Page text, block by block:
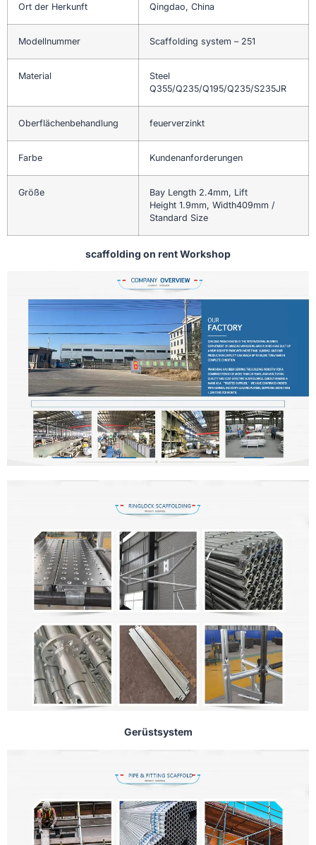
Ort der Herkunft Qingdao, China
Modellnummer Scaffolding system – 251
Material
Steel
Q355/Q235/Q195/Q235/S235JR
Oberflächenbehandlung feuerverzinkt
Farbe Kundenanforderungen
Größe
Bay Length 2.4mm, Lift
Height 1.9mm, Width409mm /
Standard Size
scaffolding on rent Workshop
Gerüstsystem